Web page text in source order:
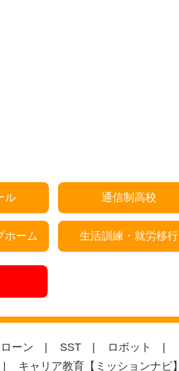
ル 通信制高校
ホーム 生活訓練・就労移行
ローン SST
ロボット
キャリア教育【ミッションナビ】